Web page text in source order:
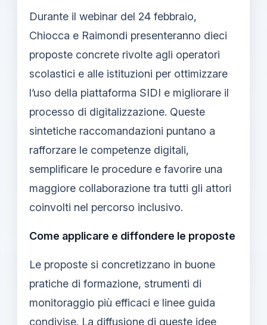
Durante il webinar del 24 febbraio,
Chiocca e Raimondi presenteranno dieci
proposte concrete rivolte agli operatori
scolastici e alle istituzioni per ottimizzare
l’uso della piattaforma SIDI e migliorare il
processo di digitalizzazione. Queste
sintetiche raccomandazioni puntano a
rafforzare le competenze digitali,
semplificare le procedure e favorire una
maggiore collaborazione tra tutti gli attori
coinvolti nel percorso inclusivo.
Come applicare e diffondere le proposte
Le proposte si concretizzano in buone
pratiche di formazione, strumenti di
monitoraggio più efficaci e linee guida
condivise. La diffusione di queste idee